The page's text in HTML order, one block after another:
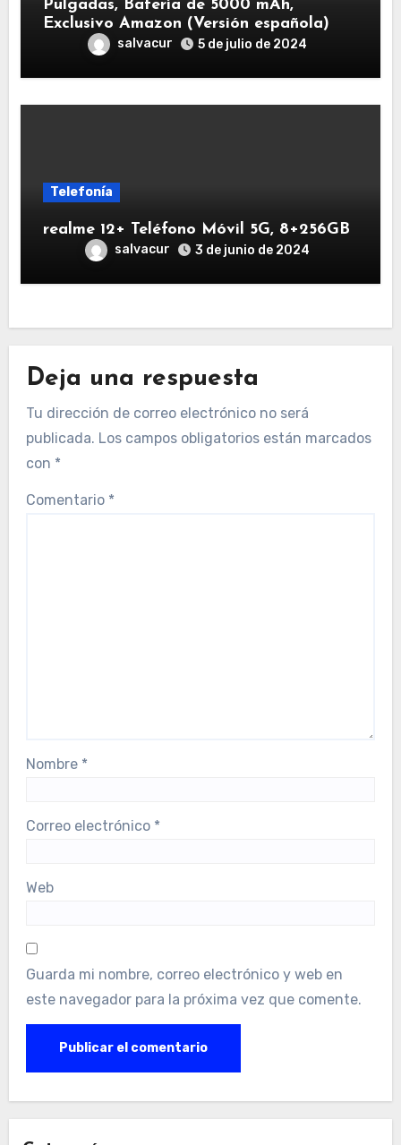
Pulgadas, Batería de 5000 mAh,
Exclusivo Amazon (Versión española)
salvacur 5 de julio de 2024
Telefonía
realme 12+ Teléfono Móvil 5G, 8+256GB
salvacur 3 de junio de 2024
Deja una respuesta
Tu dirección de correo electrónico no será
publicada. Los campos obligatorios están marcados
con *
Comentario *
Nombre *
Correo electrónico *
Web
Guarda mi nombre, correo electrónico y web en
este navegador para la próxima vez que comente.